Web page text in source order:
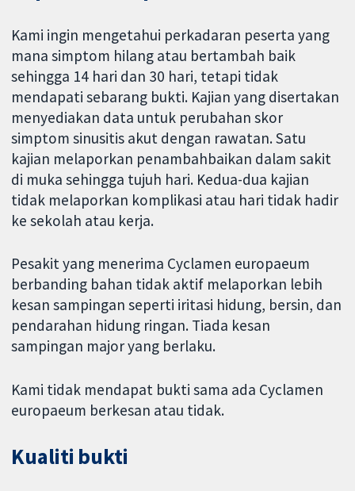
Kami ingin mengetahui perkadaran peserta yang
mana simptom hilang atau bertambah baik
sehingga 14 hari dan 30 hari, tetapi tidak
mendapati sebarang bukti. Kajian yang disertakan
menyediakan data untuk perubahan skor
simptom sinusitis akut dengan rawatan. Satu
kajian melaporkan penambahbaikan dalam sakit
di muka sehingga tujuh hari. Kedua-dua kajian
tidak melaporkan komplikasi atau hari tidak hadir
ke sekolah atau kerja.
Pesakit yang menerima Cyclamen europaeum
berbanding bahan tidak aktif melaporkan lebih
kesan sampingan seperti iritasi hidung, bersin, dan
pendarahan hidung ringan. Tiada kesan
sampingan major yang berlaku.
Kami tidak mendapat bukti sama ada Cyclamen
europaeum berkesan atau tidak.
Kualiti bukti